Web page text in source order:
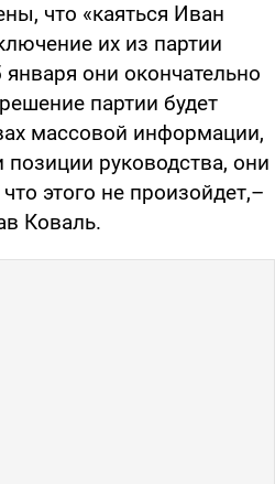
что «каяться Иван
их из партии
они окончательно
партии будет
массовой информации,
руководства, они
этого не произойдет,–
Коваль.